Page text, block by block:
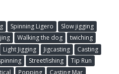
Spinning Ligero
Slow jigging
Walking the dog
twiching
Light Jigging Jigcasting
Casting
Streetfishing
Tip Run
Popping
Casting Mar